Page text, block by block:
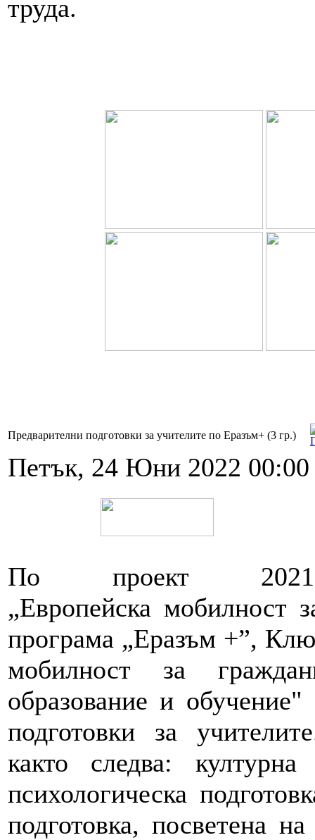
труда.
Предварителни подготовки за учителите по Еразъм+ (3 гр.)
Петък, 24 Юни 2022 00:00
По проект 2021-1-
„Европейска мобилност
програма „Еразъм +”,
мобилност за
образование и
подготовки за
както следва:
психологическа
подготовка, посветена на